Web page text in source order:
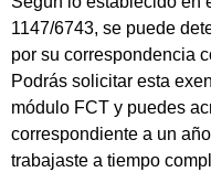
1147/6743, se puede
por su correspondencia
Podrás solicitar esta
módulo FCT y puedes
correspondiente a un
trabajaste a tiempo